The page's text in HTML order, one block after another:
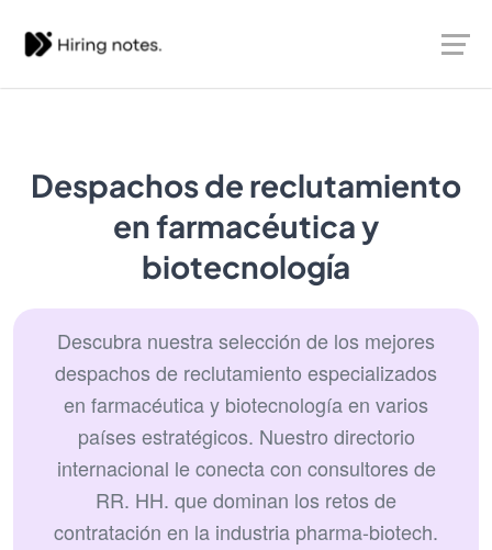
Despachos de reclutamiento
en farmacéutica y
biotecnología
Descubra nuestra selección de los mejores
despachos de reclutamiento especializados
en farmacéutica y biotecnología en varios
países estratégicos. Nuestro directorio
internacional le conecta con consultores de
RR. HH. que dominan los retos de
contratación en la industria pharma-biotech.